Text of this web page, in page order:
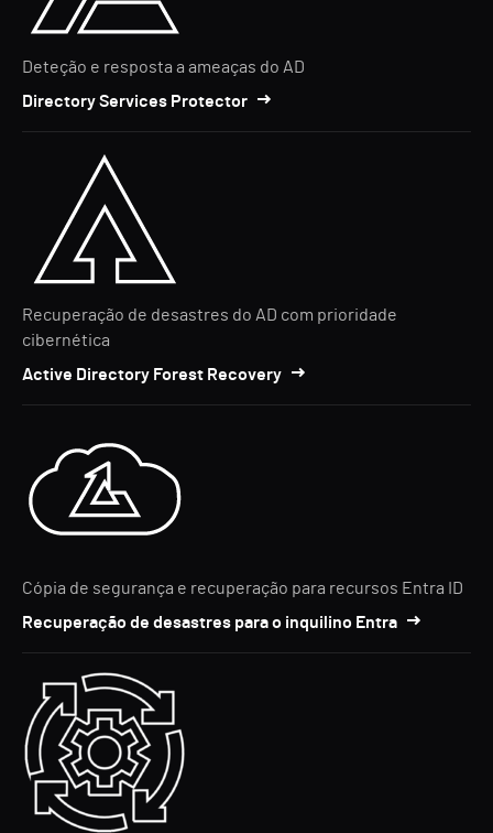
Deteção e resposta a ameaças do AD
Directory Services Protector
Recuperação de desastres do AD com prioridade
cibernética
Active Directory Forest Recovery
Cópia de segurança e recuperação para recursos Entra ID
Recuperação de desastres para o inquilino Entra